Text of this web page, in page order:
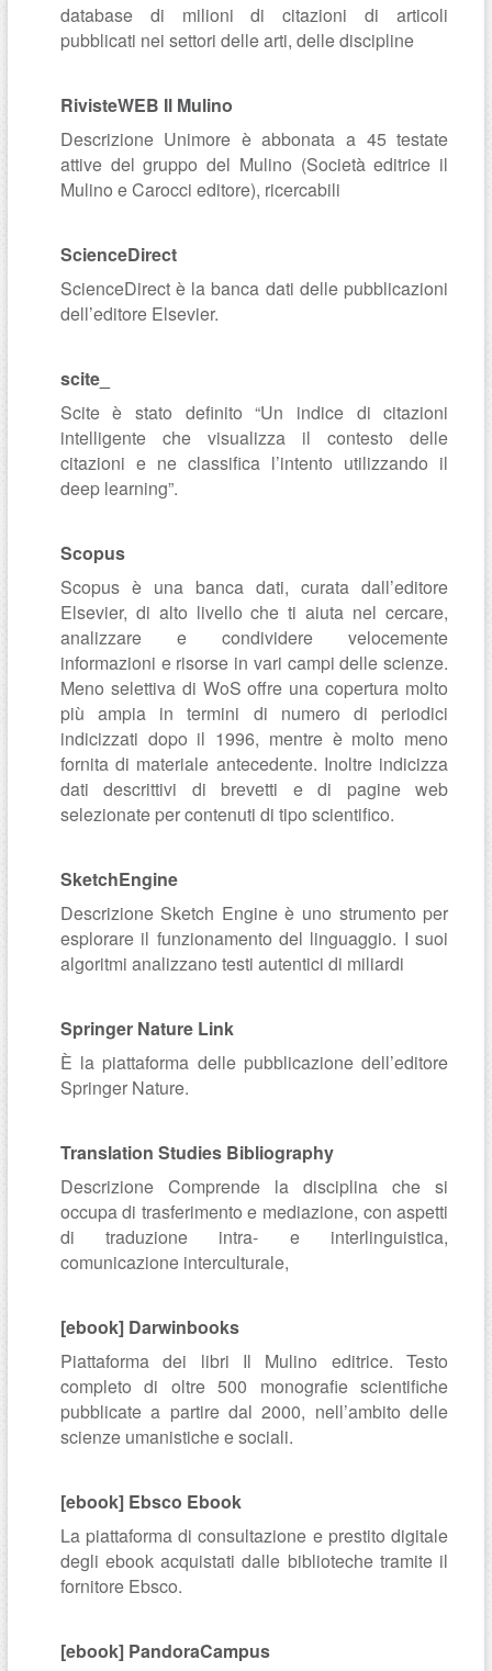
database di milioni di citazioni di articoli
pubblicati nei settori delle arti, delle discipline
RivisteWEB Il Mulino
Descrizione Unimore è abbonata a 45 testate
attive del gruppo del Mulino (Società editrice il
Mulino e Carocci editore), ricercabili
ScienceDirect
ScienceDirect è la banca dati delle pubblicazioni
dell’editore Elsevier.
scite_
Scite è stato definito “Un indice di citazioni
intelligente che visualizza il contesto delle
citazioni e ne classifica l’intento utilizzando il
deep learning”.
Scopus
Scopus è una banca dati, curata dall’editore
Elsevier, di alto livello che ti aiuta nel cercare,
analizzare e condividere velocemente
informazioni e risorse in vari campi delle scienze.
Meno selettiva di WoS offre una copertura molto
più ampia in termini di numero di periodici
indicizzati dopo il 1996, mentre è molto meno
fornita di materiale antecedente. Inoltre indicizza
dati descrittivi di brevetti e di pagine web
selezionate per contenuti di tipo scientifico.
SketchEngine
Descrizione Sketch Engine è uno strumento per
esplorare il funzionamento del linguaggio. I suoi
algoritmi analizzano testi autentici di miliardi
Springer Nature Link
È la piattaforma delle pubblicazione dell’editore
Springer Nature.
Translation Studies Bibliography
Descrizione Comprende la disciplina che si
occupa di trasferimento e mediazione, con aspetti
di traduzione intra- e interlinguistica,
comunicazione interculturale,
[ebook] Darwinbooks
Piattaforma dei libri Il Mulino editrice. Testo
completo di oltre 500 monografie scientifiche
pubblicate a partire dal 2000, nell’ambito delle
scienze umanistiche e sociali.
[ebook] Ebsco Ebook
La piattaforma di consultazione e prestito digitale
degli ebook acquistati dalle biblioteche tramite il
fornitore Ebsco.
[ebook] PandoraCampus